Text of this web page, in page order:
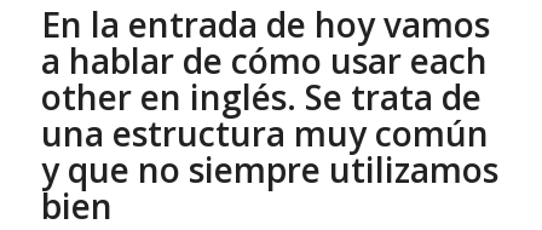
En la entrada de hoy vamos
a hablar de cómo usar each
other en inglés. Se trata de
una estructura muy común
y que no siempre utilizamos
bien